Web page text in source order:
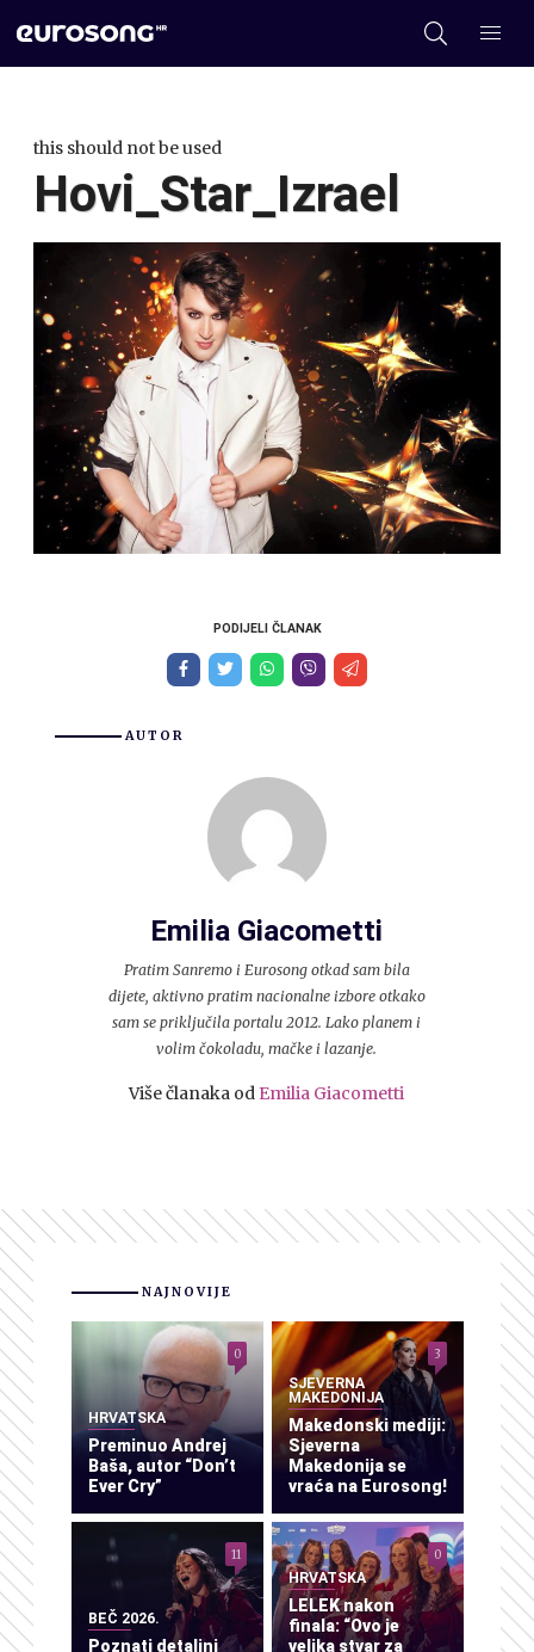
this should not be used
Hovi_Star_Izrael
PODIJELI ČLANAK
AUTOR
Emilia Giacometti
Pratim Sanremo i Eurosong otkad sam bila
dijete, aktivno pratim nacionalne izbore otkako
sam se priključila portalu 2012. Lako planem i
volim čokoladu, mačke i lazanje.
Više članaka od Emilia Giacometti
NAJNOVIJE
HRVATSKA
Preminuo Andrej
Baša, autor “Don’t
Ever Cry”
0
SJEVERNA
MAKEDONIJA
Makedonski mediji:
Sjeverna
Makedonija se
vraća na Eurosong!
3
BEČ 2026.
Poznati detaljni
11
HRVATSKA
LELEK nakon
finala: “Ovo je
velika stvar za
0